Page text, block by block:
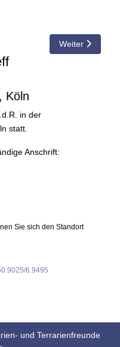
der AquarianerNächster
Weiter
Köln
in der
statt.
Anschrift:
Sie sich den Standort
6.9495
und Terrarienfreunde